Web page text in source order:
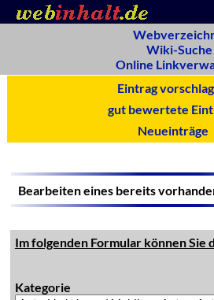
Wiki-Suche
Online
Eintrag
gut bewertete
Neueinträge
Bearbeiten eines bereits
Im folgenden Formular können Sie
Kategorie